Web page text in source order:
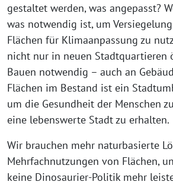
gestaltet werden, was angepasst?
was notwendig ist, um
Flächen für Klimaanpassung zu
nicht nur in neuen Stadtquartieren
Bauen notwendig – auch an
Flächen im Bestand ist ein
um die Gesundheit der Menschen
eine lebenswerte Stadt zu erhalten.
Wir brauchen mehr naturbasierte
Mehrfachnutzungen von Flächen,
keine Dinosaurier-Politik mehr